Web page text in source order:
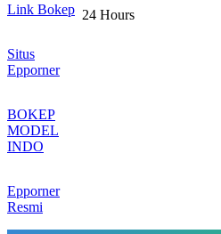
Link Bokep
Situs
Epporner
BOKEP
MODEL
INDO
Epporner
Resmi
24 Hours